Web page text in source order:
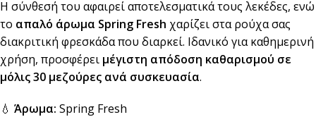
Η σύνθεσή του αφαιρεί αποτελεσματικά τους λεκέδες, ενώ
το απαλό άρωμα Spring Fresh χαρίζει στα ρούχα σας
διακριτική φρεσκάδα που διαρκεί. Ιδανικό για καθημερινή
χρήση, προσφέρει μέγιστη απόδοση καθαρισμού σε
μόλις 30 μεζούρες ανά συσκευασία.
💧 Άρωμα: Spring Fresh